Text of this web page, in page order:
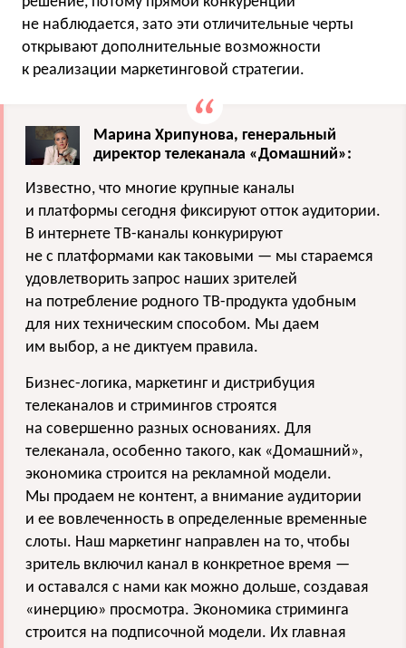
не наблюдается, зато эти отличительные черты
открывают дополнительные возможности
к реализации маркетинговой стратегии.
Марина Хрипунова, генеральный
директор телеканала «Домашний»:
Известно, что многие крупные каналы
и платформы сегодня фиксируют отток аудитории.
В интернете ТВ-каналы конкурируют
не с платформами как таковыми — мы стараемся
удовлетворить запрос наших зрителей
на потребление родного ТВ-продукта удобным
для них техническим способом. Мы даем
им выбор, а не диктуем правила.
Бизнес-логика, маркетинг и дистрибуция
телеканалов и стримингов строятся
на совершенно разных основаниях. Для
телеканала, особенно такого, как «Домашний»,
экономика строится на рекламной модели.
Мы продаем не контент, а внимание аудитории
и ее вовлеченность в определенные временные
слоты. Наш маркетинг направлен на то, чтобы
зритель включил канал в конкретное время —
и оставался с нами как можно дольше, создавая
«инерцию» просмотра. Экономика стриминга
строится на подписочной модели. Их главная